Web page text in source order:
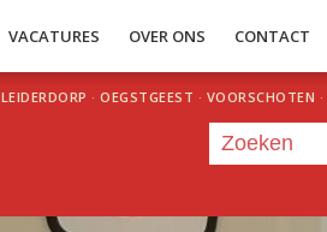
VACATURES OVER ONS CONTACT
LEIDERDORP · OEGSTGEEST · VOORSCHOTEN ·